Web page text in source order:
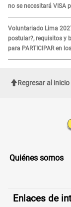
no se necesitará VISA
Voluntariado Lima
postular?, requisitos y
para PARTICIPAR en
Panamericanos
Regresar al inicio
Quiénes somos
Enlaces de